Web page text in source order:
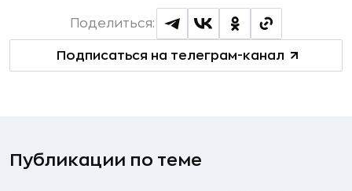
Подписаться на телеграм-канал
Поделиться:
Публикации по теме